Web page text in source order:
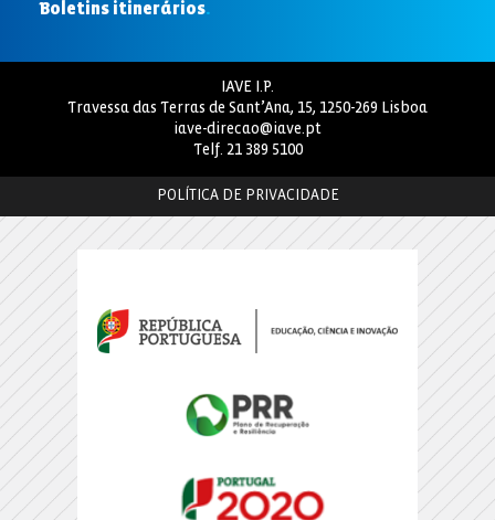
Boletins itinerários.
IAVE I.P.
Travessa das Terras de Sant’Ana, 15, 1250-269 Lisboa
iave-direcao@iave.pt
Telf. 21 389 5100
POLÍTICA DE PRIVACIDADE